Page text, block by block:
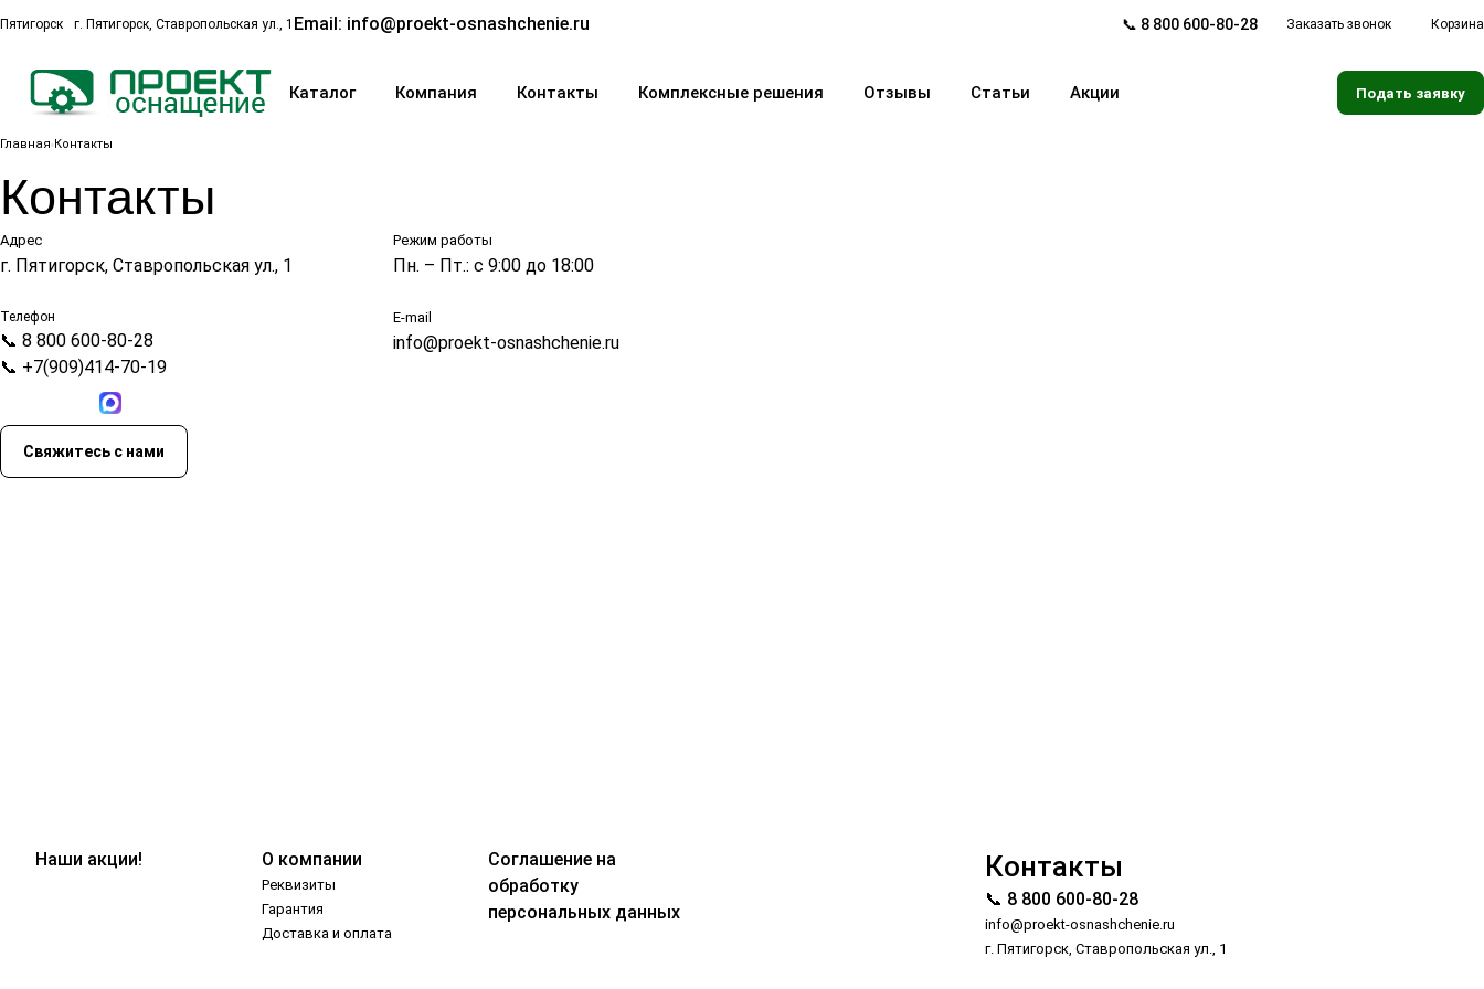
Пятигорск г. Пятигорск, Ставропольская ул., 1 Email: info@proekt-osnashchenie.ru 📞 8 800 600-80-28 Заказать звонок Корзина
Каталог Компания Контакты Комплексные решения Отзывы Статьи Акции Подать заявку
Главная Контакты
Контакты
Адрес
г. Пятигорск, Ставропольская ул., 1
Режим работы
Пн. – Пт.: с 9:00 до 18:00
Телефон
📞 8 800 600-80-28
📞 +7(909)414-70-19
E-mail
info@proekt-osnashchenie.ru
Свяжитесь с нами
Наши акции! О компании
Реквизиты
Гарантия
Доставка и оплата
Соглашение на
обработку
персональных данных
Контакты
📞 8 800 600-80-28
info@proekt-osnashchenie.ru
г. Пятигорск, Ставропольская ул., 1